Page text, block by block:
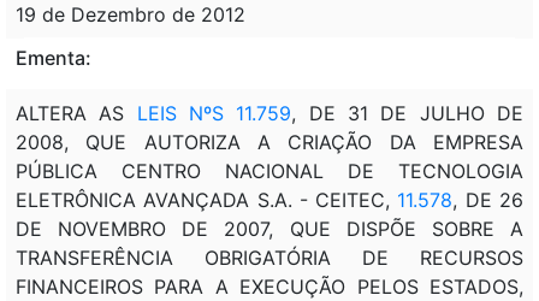
19 de Dezembro de 2012
Ementa:
ALTERA AS LEIS NºS 11.759, DE 31 DE JULHO DE
2008, QUE AUTORIZA A CRIAÇÃO DA EMPRESA
PÚBLICA CENTRO NACIONAL DE TECNOLOGIA
ELETRÔNICA AVANÇADA S.A. - CEITEC, 11.578, DE 26
DE NOVEMBRO DE 2007, QUE DISPÕE SOBRE A
TRANSFERÊNCIA OBRIGATÓRIA DE RECURSOS
FINANCEIROS PARA A EXECUÇÃO PELOS ESTADOS,